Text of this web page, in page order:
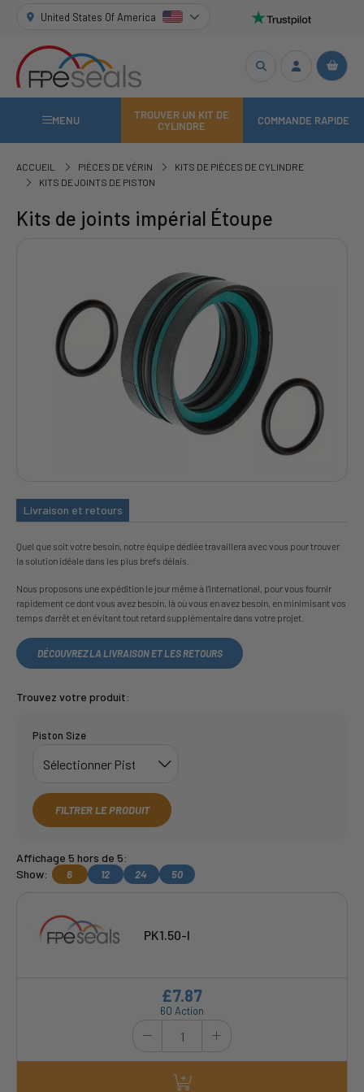
United States Of America
MENU
TROUVER UN KIT DE
CYLINDRE
COMMANDE RAPIDE
ACCUEIL PIÈCES DE VÉRIN
KITS DE PIÈCES DE CYLINDRE
KITS DE JOINTS DE PISTON
Kits de joints impérial Étoupe
Livraison et retours
Quel que soit votre besoin, notre équipe dédiée travaillera avec vous pour trouver
la solution idéale dans les plus brefs délais.
Nous proposons une expédition le jour même à l'international, pour vous fournir
rapidement ce dont vous avez besoin, là où vous en avez besoin, en minimisant vos
temps d'arrêt et en évitant tout retard supplémentaire dans votre projet.
DÉCOUVREZ LA LIVRAISON ET LES RETOURS
Trouvez votre produit:
Piston Size
FILTRER LE PRODUIT
Affichage 5 hors de 5:
Show:
6 12 24 50
PK1.50-I
60 Action
£7.87